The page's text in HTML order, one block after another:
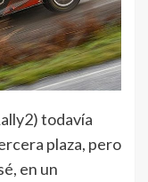
todavía
plaza, pero
en un